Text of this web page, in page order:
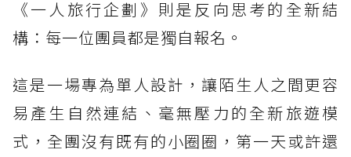
《一人旅行企劃》則是反向思考的全新結
構：每一位團員都是獨自報名。
這是一場專為單人設計，讓陌生人之間更容
易產生自然連結、毫無壓力的全新旅遊模
式，全團沒有既有的小圈圈，第一天或許還